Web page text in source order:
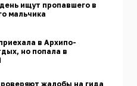
ищут пропавшего в
мальчика
в Архипо-
но попала в
жалобы на гида